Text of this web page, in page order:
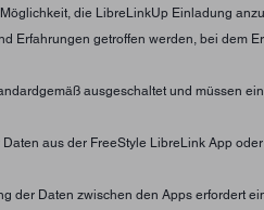
die LibreLinkUp Einladung
Erfahrungen getroffen werden, bei dem
ausgeschaltet und müssen
aus der FreeStyle LibreLink App
der Daten zwischen den Apps erfordert